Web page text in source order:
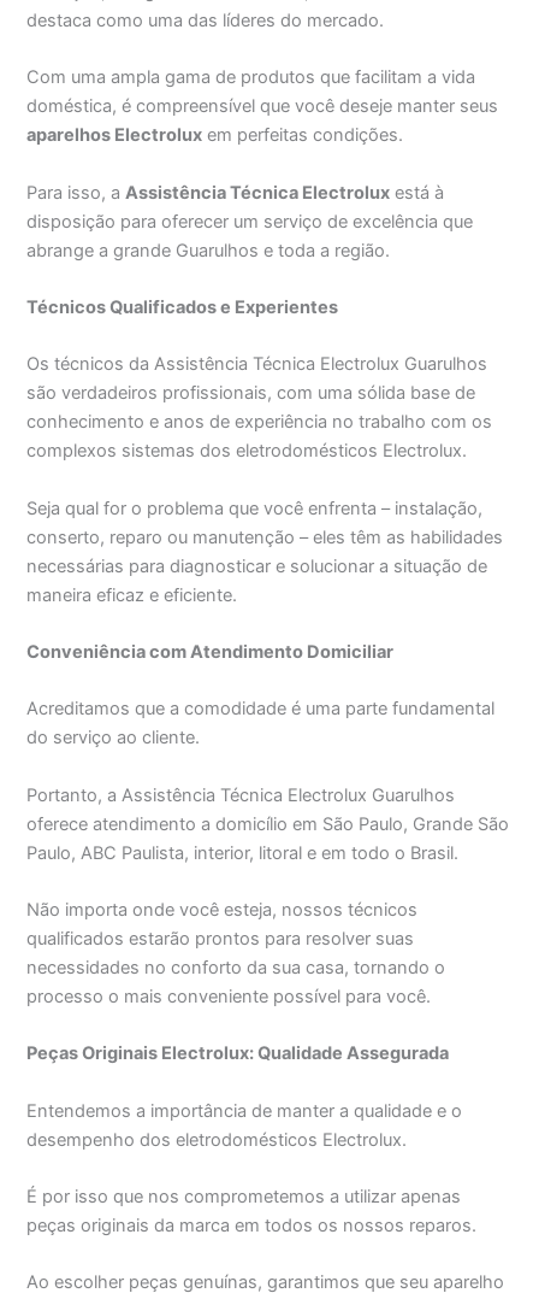
destaca como uma das líderes do mercado.
Com uma ampla gama de produtos que facilitam a vida
doméstica, é compreensível que você deseje manter seus
aparelhos Electrolux em perfeitas condições.
Para isso, a Assistência Técnica Electrolux está à
disposição para oferecer um serviço de excelência que
abrange a grande Guarulhos e toda a região.
Técnicos Qualificados e Experientes
Os técnicos da Assistência Técnica Electrolux Guarulhos
são verdadeiros profissionais, com uma sólida base de
conhecimento e anos de experiência no trabalho com os
complexos sistemas dos eletrodomésticos Electrolux.
Seja qual for o problema que você enfrenta – instalação,
conserto, reparo ou manutenção – eles têm as habilidades
necessárias para diagnosticar e solucionar a situação de
maneira eficaz e eficiente.
Conveniência com Atendimento Domiciliar
Acreditamos que a comodidade é uma parte fundamental
do serviço ao cliente.
Portanto, a Assistência Técnica Electrolux Guarulhos
oferece atendimento a domicílio em São Paulo, Grande São
Paulo, ABC Paulista, interior, litoral e em todo o Brasil.
Não importa onde você esteja, nossos técnicos
qualificados estarão prontos para resolver suas
necessidades no conforto da sua casa, tornando o
processo o mais conveniente possível para você.
Peças Originais Electrolux: Qualidade Assegurada
Entendemos a importância de manter a qualidade e o
desempenho dos eletrodomésticos Electrolux.
É por isso que nos comprometemos a utilizar apenas
peças originais da marca em todos os nossos reparos.
Ao escolher peças genuínas, garantimos que seu aparelho